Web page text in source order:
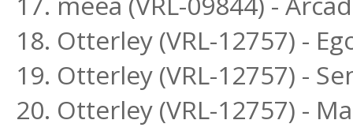
18. Otterley (VRL-12757) -
19. Otterley (VRL-12757) -
20. Otterley (VRL-12757) -